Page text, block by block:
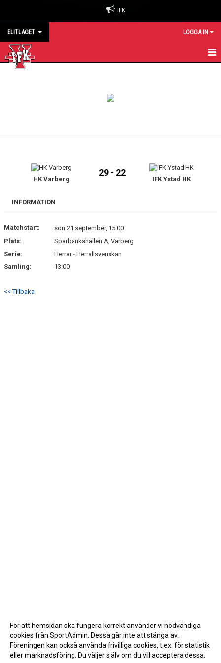
IFK
ELITLAGET LOGGA IN
HK Varberg
29 - 22
IFK Ystad HK
INFORMATION
Matchstart:
sön 21 september, 15:00
Plats:
Sparbankshallen A, Varberg
Serie:
Herrar - Herrallsvenskan
Samling:
13:00
<< Tillbaka
För att hemsidan ska fungera korrekt använder vi nödvändiga
cookies från SportAdmin. Dessa går inte att stänga av.
Föreningen kan också använda frivilliga cookies, t.ex. för statistik
eller marknadsföring. Du väljer själv om du vill acceptera dessa.